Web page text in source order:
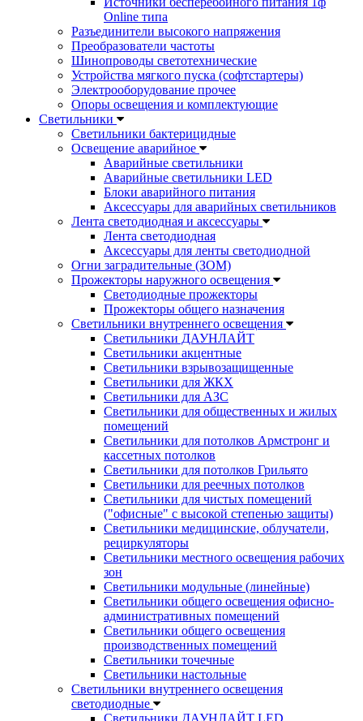
Online типа
Разъединители высокого напряжения
Преобразователи частоты
Шинопроводы светотехнические
Устройства мягкого пуска (софтстартеры)
Электрооборудование прочее
Опоры освещения и комплектующие
Светильники
Светильники бактерицидные
Освещение аварийное
Аварийные светильники
Аварийные светильники LED
Блоки аварийного питания
Аксессуары для аварийных светильников
Лента светодиодная и аксессуары
Лента светодиодная
Аксессуары для ленты светодиодной
Огни заградительные (ЗОМ)
Прожекторы наружного освещения
Светодиодные прожекторы
Прожекторы общего назначения
Светильники внутреннего освещения
Светильники ДАУНЛАЙТ
Светильники акцентные
Светильники взрывозащищенные
Светильники для ЖКХ
Светильники для АЗС
Светильники для общественных и жилых
помещений
Светильники для потолков Армстронг и
кассетных потолков
Светильники для потолков Грильято
Светильники для реечных потолков
Светильники для чистых помещений
("офисные" с высокой степенью защиты)
Светильники медицинские, облучатели,
рециркуляторы
Светильники местного освещения рабочих
зон
Светильники модульные (линейные)
Светильники общего освещения офисно-
административных помещений
Светильники общего освещения
производственных помещений
Светильники точечные
Светильники настольные
Светильники внутреннего освещения
светодиодные
Светильники ДАУНЛАЙТ LED